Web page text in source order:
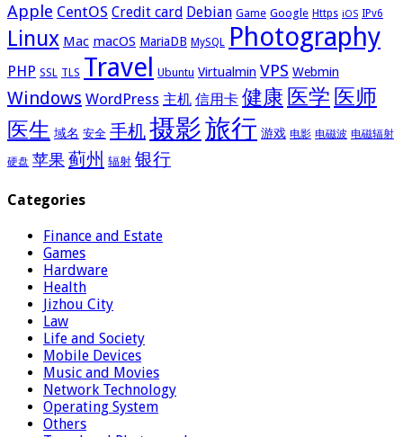
Apple CentOS Credit card Debian Game Google Https iOS IPv6
Linux Mac macOS MariaDB MySQL Photography
PHP SSL TLS Travel Ubuntu Virtualmin VPS Webmin
Windows WordPress 主机 信用卡 健康 医学 医师
医生 域名 安全 手机摄影旅行 游戏 电影 电磁波 电磁辐射
硬盘 苹果 蓟州 辐射 银行
Categories
Finance and Estate
Games
Hardware
Health
Jizhou City
Law
Life and Society
Mobile Devices
Music and Movies
Network Technology
Operating System
Others